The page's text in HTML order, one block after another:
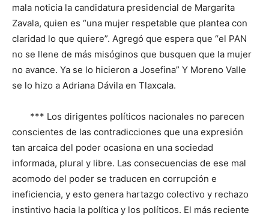
mala noticia la candidatura presidencial de Margarita
Zavala, quien es “una mujer respetable que plantea con
claridad lo que quiere”. Agregó que espera que “el PAN
no se llene de más misóginos que busquen que la mujer
no avance. Ya se lo hicieron a Josefina” Y Moreno Valle
se lo hizo a Adriana Dávila en Tlaxcala.
*** Los dirigentes políticos nacionales no parecen
conscientes de las contradicciones que una expresión
tan arcaica del poder ocasiona en una sociedad
informada, plural y libre. Las consecuencias de ese mal
acomodo del poder se traducen en corrupción e
ineficiencia, y esto genera hartazgo colectivo y rechazo
instintivo hacia la política y los políticos. El más reciente